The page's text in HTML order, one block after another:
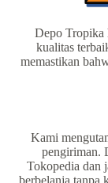
Depo Tropika
kualitas
memastikan
Kami
pengiriman.
Tokopedia dan
berbelanja tanpa